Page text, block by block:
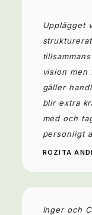
Upplägget
vision men
gäller
blir extra
med och
personligt
ROZITA
Inger och